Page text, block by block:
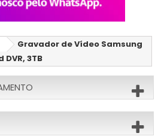
Gravador de Vídeo Samsung
DVR, 3TB